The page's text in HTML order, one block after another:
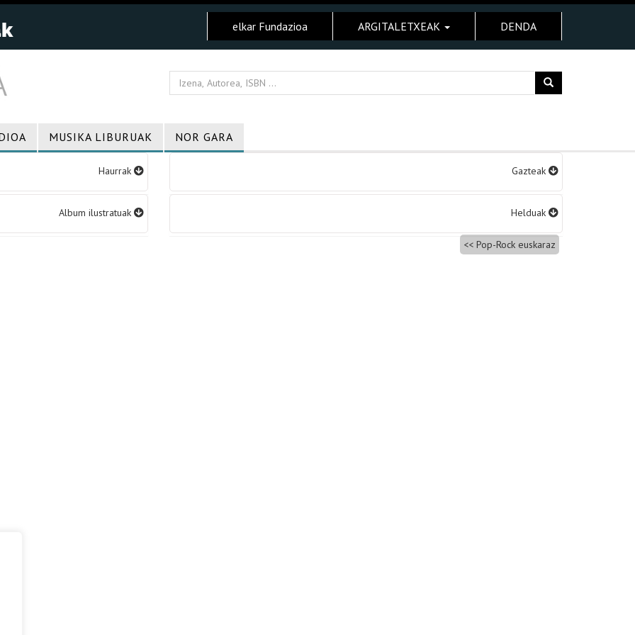
elkar Fundazioa ARGITALETXEAK DENDA
MUSIKA LIBURUAK NOR GARA
Haurrak Gazteak
Album ilustratuak Helduak
Pop-Rock euskaraz